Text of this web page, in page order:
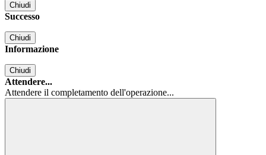
Chiudi
Successo
Chiudi
Informazione
Chiudi
Attendere...
Attendere il completamento dell'operazione...